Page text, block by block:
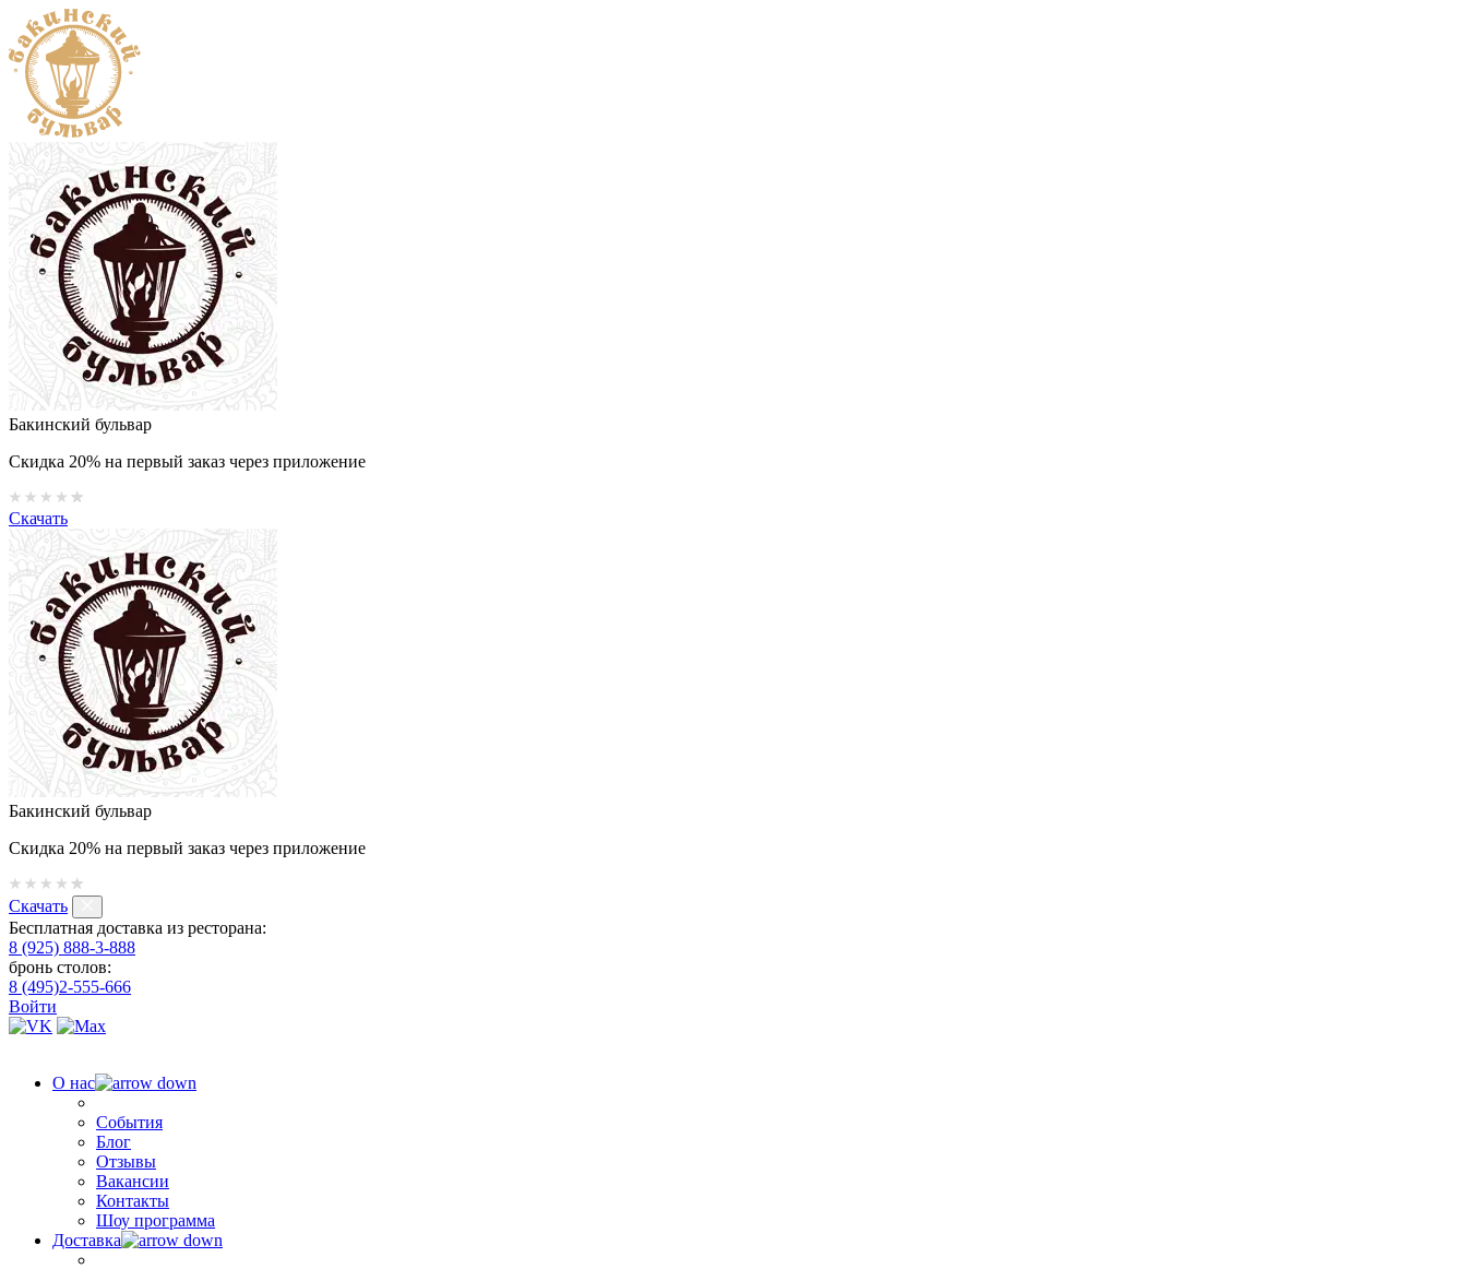
Бакинский бульвар
Скидка 20% на первый заказ через приложение
Скачать
Бакинский бульвар
Скидка 20% на первый заказ через приложение
Скачать
Бесплатная доставка из ресторана:
8 (925) 888-3-888
бронь столов:
8 (495)2-555-666
Войти
О нас
События
Блог
Отзывы
Вакансии
Контакты
Шоу программа
Доставка